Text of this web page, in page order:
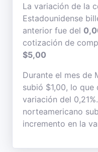
La variación de la
Estadounidense
anterior fue del
cotización de
$5,00
Durante el mes de
subió $1,00, lo
variación del
norteamericano
incremento en la